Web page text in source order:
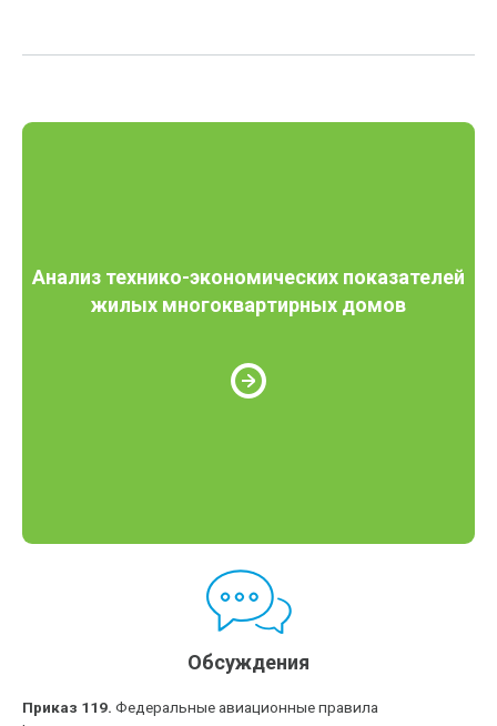
Анализ технико-экономических показателей
жилых многоквартирных домов
Обсуждения
Приказ 119. Федеральные авиационные правила